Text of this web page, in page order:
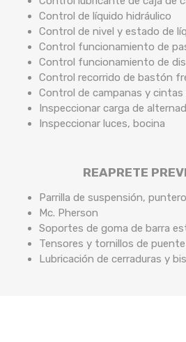
Control de líquido hidráulico
Control de nivel y estado de
Control funcionamiento de
Control funcionamiento de
Control recorrido de bastón
Control de campanas y
Inspeccionar carga de
Inspeccionar luces, bocina
REAPRETE
Parrilla de suspensión,
Mc. Pherson
Soportes de goma de barra
Tensores y tornillos de puente
Lubricación de cerraduras y